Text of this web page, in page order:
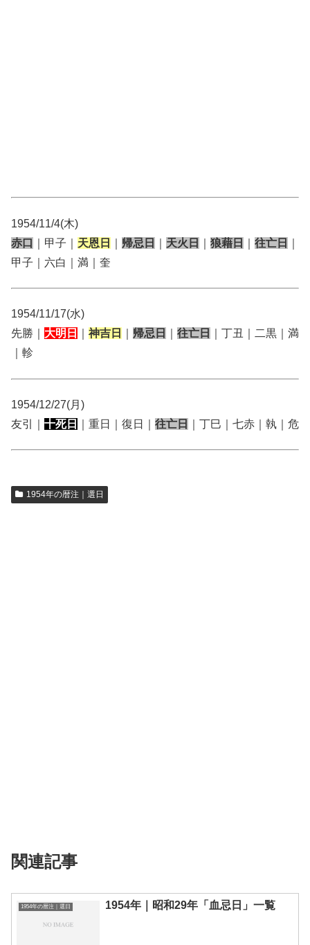
1954/11/4(木)
赤口
｜甲子｜ 天恩日 帰忌日 天火日 狼藉日 往亡日
甲子｜六白｜満｜奎
1954/11/17(水)
先勝｜ 大明日 神吉日 帰忌日 往亡日
｜丁丑｜二黒｜満
｜軫
1954/12/27(月)
友引｜ 十死日 ｜重日｜復日｜ 往亡日 ｜丁巳｜七赤｜執｜危
1954年の暦注｜選日
関連記事
1954年の暦注｜選日 1954年｜昭和29年「血忌日」一覧